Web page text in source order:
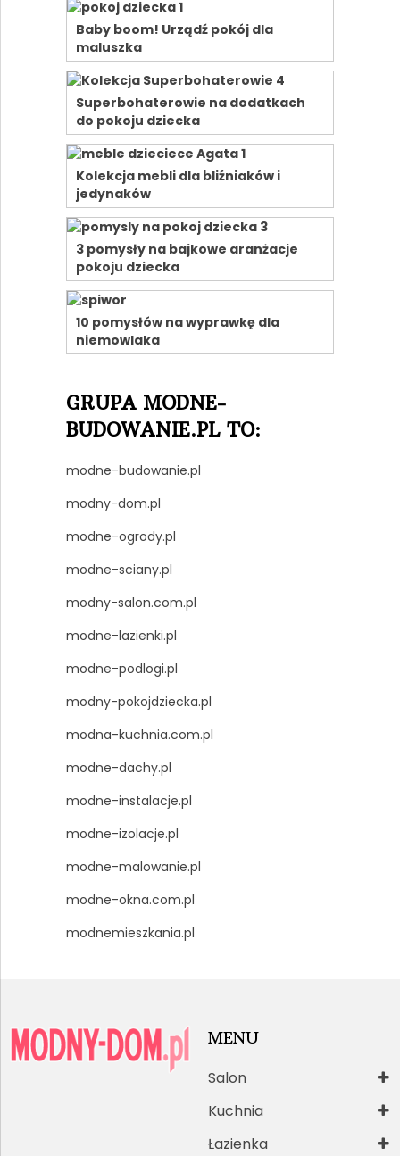
Baby boom! Urządź pokój dla
maluszka
Superbohaterowie na dodatkach
do pokoju dziecka
Kolekcja mebli dla bliźniaków i
jedynaków
3 pomysły na bajkowe aranżacje
pokoju dziecka
10 pomysłów na wyprawkę dla
niemowlaka
GRUPA MODNE-
BUDOWANIE.PL TO:
modne-budowanie.pl
modny-dom.pl
modne-ogrody.pl
modne-sciany.pl
modny-salon.com.pl
modne-lazienki.pl
modne-podlogi.pl
modny-pokojdziecka.pl
modna-kuchnia.com.pl
modne-dachy.pl
modne-instalacje.pl
modne-izolacje.pl
modne-malowanie.pl
modne-okna.com.pl
modnemieszkania.pl
MENU
Salon
Kuchnia
Łazienka